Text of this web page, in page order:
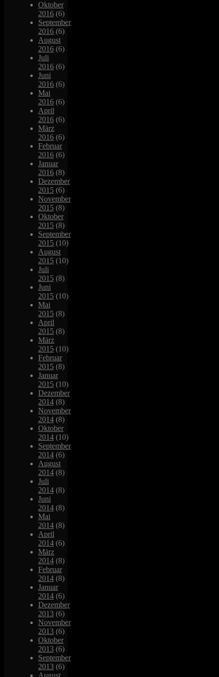
Oktober
2016 (6)
September
2016 (6)
August
2016 (6)
Juli
2016 (6)
Juni
2016 (6)
Mai
2016 (6)
April
2016 (6)
März
2016 (6)
Februar
2016 (6)
Januar
2016 (8)
Dezember
2015 (6)
November
2015 (8)
Oktober
2015 (8)
September
2015 (10)
August
2015 (10)
Juli
2015 (8)
Juni
2015 (10)
Mai
2015 (8)
April
2015 (8)
März
2015 (10)
Februar
2015 (8)
Januar
2015 (10)
Dezember
2014 (8)
November
2014 (8)
Oktober
2014 (10)
September
2014 (6)
August
2014 (8)
Juli
2014 (8)
Juni
2014 (8)
Mai
2014 (8)
April
2014 (6)
März
2014 (8)
Februar
2014 (8)
Januar
2014 (6)
Dezember
2013 (6)
November
2013 (6)
Oktober
2013 (6)
September
2013 (6)
August